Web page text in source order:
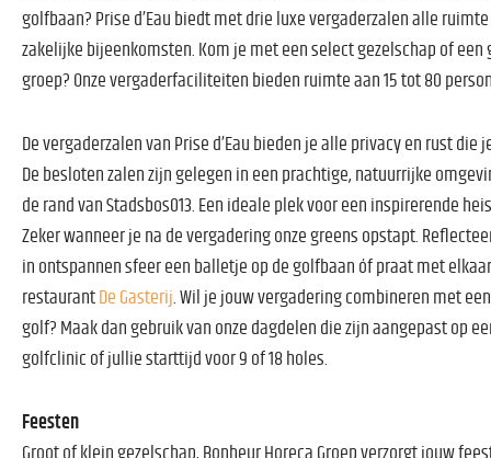
golfbaan? Prise d’Eau biedt met drie luxe vergaderzalen alle
zakelijke bijeenkomsten. Kom je met een select gezelschap of een
groep? Onze vergaderfaciliteiten bieden ruimte aan 15 tot 80
De vergaderzalen van Prise d’Eau bieden je alle privacy en rust die
De besloten zalen zijn gelegen in een prachtige, natuurrijke
de rand van Stadsbos013. Een ideale plek voor een inspirerende
Zeker wanneer je na de vergadering onze greens opstapt.
in ontspannen sfeer een balletje op de golfbaan óf praat met
restaurant De Gasterij . Wil je jouw vergadering combineren met
golf? Maak dan gebruik van onze dagdelen die zijn aangepast op
golfclinic of jullie starttijd voor 9 of 18 holes.
Feesten
Groot of klein gezelschap, Bonheur Horeca Groep verzorgt jouw